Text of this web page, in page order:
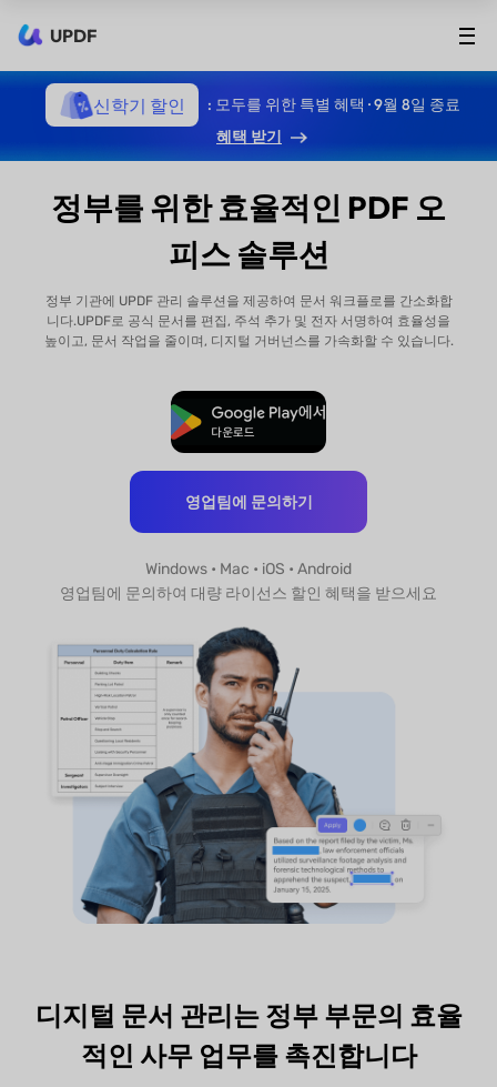
UPDF
신학기 할인
: 모두를 위한 특별 혜택 · 9월 8일 종료
혜택 받기
정부를 위한 효율적인 PDF 오
피스 솔루션
정부 기관에 UPDF 관리 솔루션을 제공하여 문서 워크플로를 간소화합
니다.UPDF로 공식 문서를 편집, 주석 추가 및 전자 서명하여 효율성을
높이고, 문서 작업을 줄이며, 디지털 거버넌스를 가속화할 수 있습니다.
무료로 다운로드
영업팀에 문의하기
Windows • Mac • iOS • Android
영업팀에 문의하여 대량 라이선스 할인 혜택을 받으세요
디지털 문서 관리는 정부 부문의 효율
적인 사무 업무를 촉진합니다